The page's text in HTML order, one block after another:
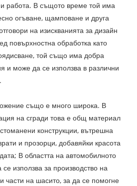
работа. В същото време той има
огъване, щамповане и друга
на изискванията за дизайн
повърхностна обработка като
той също има добра
и може да се използва в различни
също е много широка. В
на сгради това е общ материал
конструкции, вътрешна
и прозорци, добавяйки красота
В областта на автомобилното
използва за производство на
части на шасито, за да се помогне